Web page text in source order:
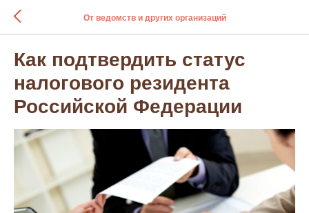
От ведомств и других организаций
Как подтвердить статус
налогового резидента
Российской Федерации